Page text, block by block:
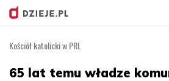
treści
Kościół katolicki w PRL
65 lat temu władze